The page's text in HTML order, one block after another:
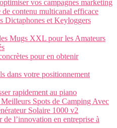
vos campagnes marketing
contenu multicanal efficace
Dictaphones et Keyloggers
Mugs XXL pour les Amateurs
pour en obtenir
dans votre positionnement
rapidement au piano
Spots de Camping Avec
Solaire 1000 v2
l’innovation en entreprise à